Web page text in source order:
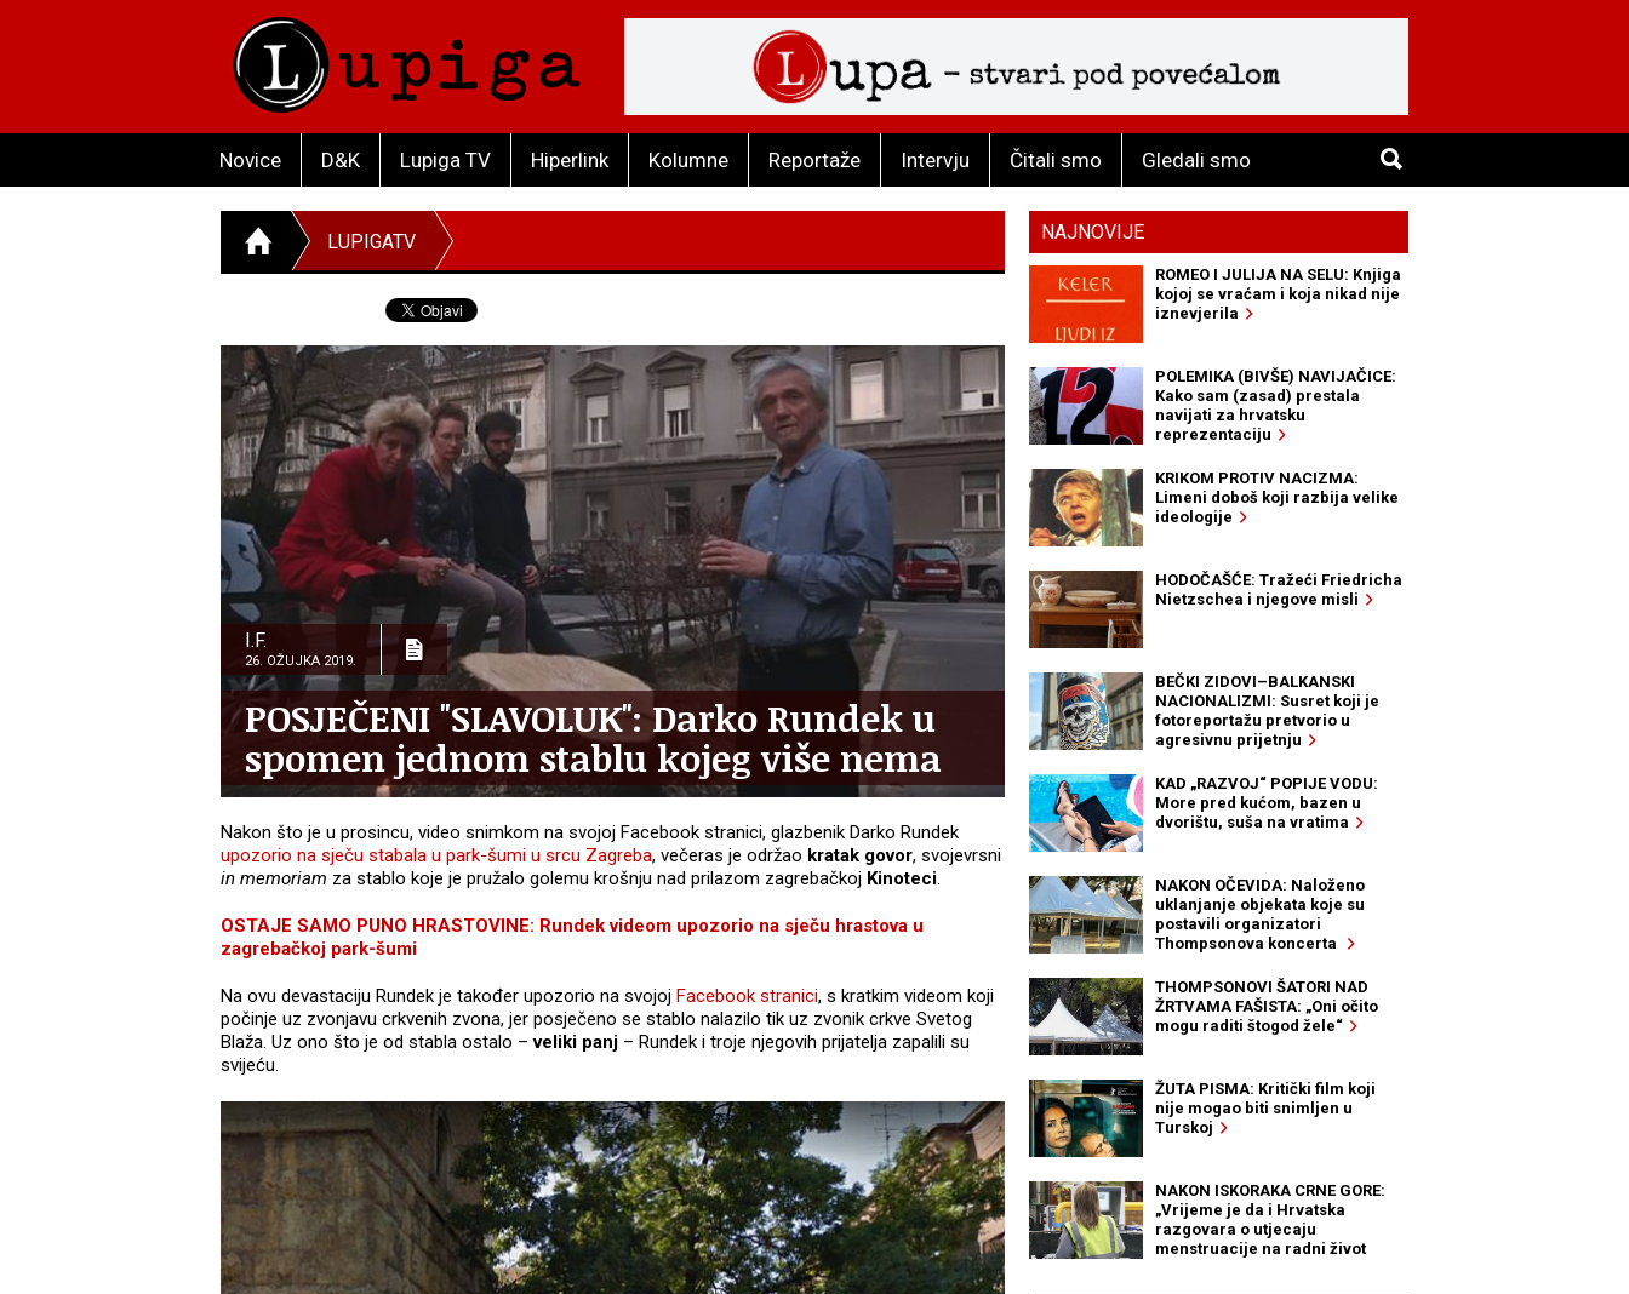
Novice D&K Lupiga TV Hiperlink Kolumne Reportaže Intervju Čitali smo Gledali smo
LUPIGATV
I.F.
26. OŽUJKA 2019.
POSJEČENI "SLAVOLUK": Darko Rundek u
spomen jednom stablu kojeg više nema
Nakon što je u prosincu, video snimkom na svojoj Facebook stranici, glazbenik Darko Rundek
upozorio na sječu stabala u park-šumi u srcu Zagreba, večeras je održao kratak govor, svojevrsni
in memoriam za stablo koje je pružalo golemu krošnju nad prilazom zagrebačkoj Kinoteci.
OSTAJE SAMO PUNO HRASTOVINE: Rundek videom upozorio na sječu hrastova u
zagrebačkoj park-šumi
Na ovu devastaciju Rundek je također upozorio na svojoj Facebook stranici, s kratkim videom koji
počinje uz zvonjavu crkvenih zvona, jer posječeno se stablo nalazilo tik uz zvonik crkve Svetog
Blaža. Uz ono što je od stabla ostalo –veliki panj – Rundek i troje njegovih prijatelja zapalili su
svijeću.
NAJNOVIJE
ROMEO I JULIJA NA SELU: Knjiga
kojoj se vraćam i koja nikad nije
iznevjerila
POLEMIKA (BIVŠE) NAVIJAČICE:
Kako sam (zasad) prestala
navijati za hrvatsku
reprezentaciju
KRIKOM PROTIV NACIZMA:
Limeni doboš koji razbija velike
ideologije
HODOČAŠĆE: Tražeći Friedricha
Nietzschea i njegove misli
BEČKI ZIDOVI–BALKANSKI
NACIONALIZMI: Susret koji je
fotoreportažu pretvorio u
agresivnu prijetnju
KAD „RAZVOJ“ POPIJE VODU:
More pred kućom, bazen u
dvorištu, suša na vratima
NAKON OČEVIDA: Naloženo
uklanjanje objekata koje su
postavili organizatori
Thompsonova koncerta
THOMPSONOVI ŠATORI NAD
ŽRTVAMA FAŠISTA: „Oni očito
mogu raditi štogod žele“
ŽUTA PISMA: Kritički film koji
nije mogao biti snimljen u
Turskoj
NAKON ISKORAKA CRNE GORE:
„Vrijeme je da i Hrvatska
razgovara o utjecaju
menstruacije na radni život